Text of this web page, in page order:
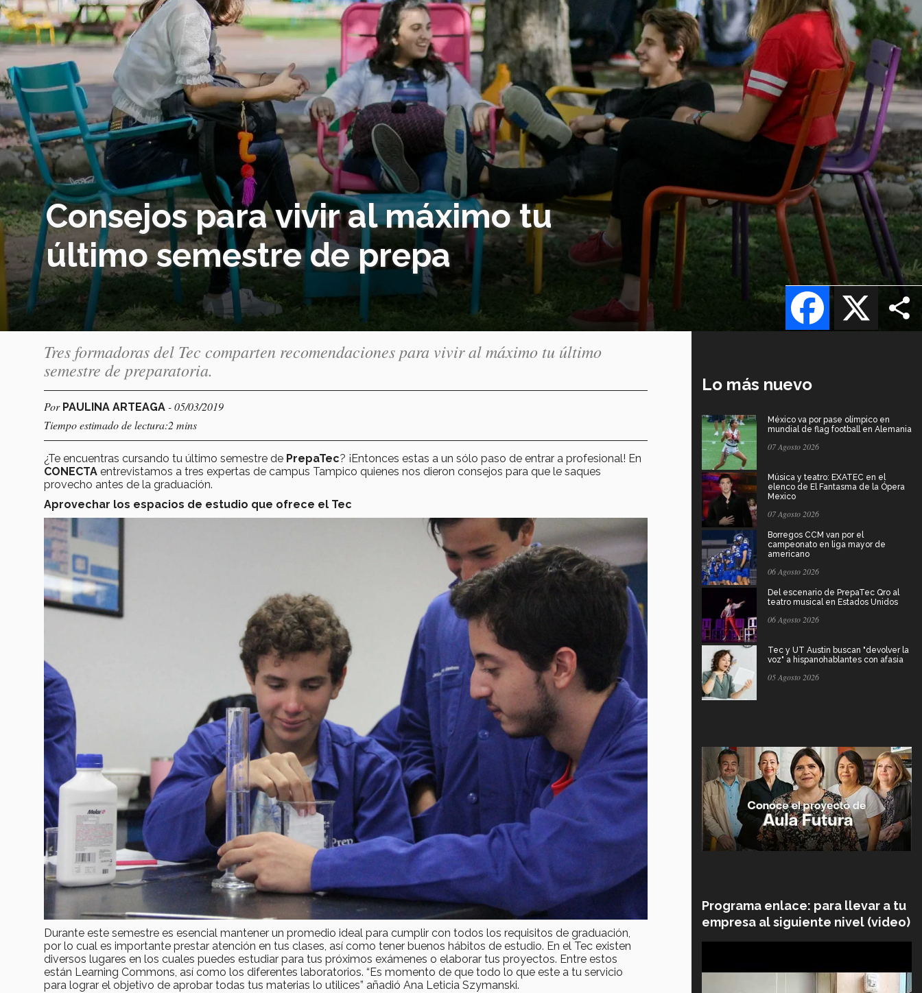
Consejos para vivir al máximo tu
último semestre de prepa
X
Facebook
Tres formadoras del Tec comparten recomendaciones para vivir al máximo tu último
semestre de preparatoria.
Por PAULINA ARTEAGA - 05/03/2019
Tiempo estimado de lectura:2 mins
¿Te encuentras cursando tu último semestre de PrepaTec? ¡Entonces estas a un sólo paso de entrar a profesional! En
CONECTA entrevistamos a tres expertas de campus Tampico quienes nos dieron consejos para que le saques
provecho antes de la graduación.
Aprovechar los espacios de estudio que ofrece el Tec
Durante este semestre es esencial mantener un promedio ideal para cumplir con todos los requisitos de graduación,
por lo cual es importante prestar atención en tus clases, así como tener buenos hábitos de estudio. En el Tec existen
diversos lugares en los cuales puedes estudiar para tus próximos exámenes o elaborar tus proyectos. Entre estos
están Learning Commons, así como los diferentes laboratorios. “Es momento de que todo lo que este a tu servicio
para lograr el objetivo de aprobar todas tus materias lo utilices” añadió Ana Leticia Szymanski.
Lo más nuevo
México va por pase olímpico en
mundial de flag football en Alemania
07 Agosto 2026
Música y teatro: EXATEC en el
elenco de El Fantasma de la Ópera
Mexico
07 Agosto 2026
Borregos CCM van por el
campeonato en liga mayor de
americano
06 Agosto 2026
Del escenario de PrepaTec Qro al
teatro musical en Estados Unidos
06 Agosto 2026
Tec y UT Austin buscan "devolver la
voz" a hispanohablantes con afasia
05 Agosto 2026
Programa enlace: para llevar a tu
empresa al siguiente nivel (video)